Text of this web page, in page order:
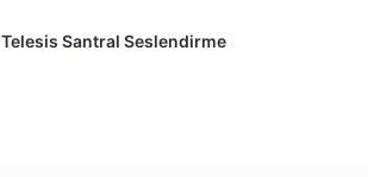
Telesis Santral Seslendirme